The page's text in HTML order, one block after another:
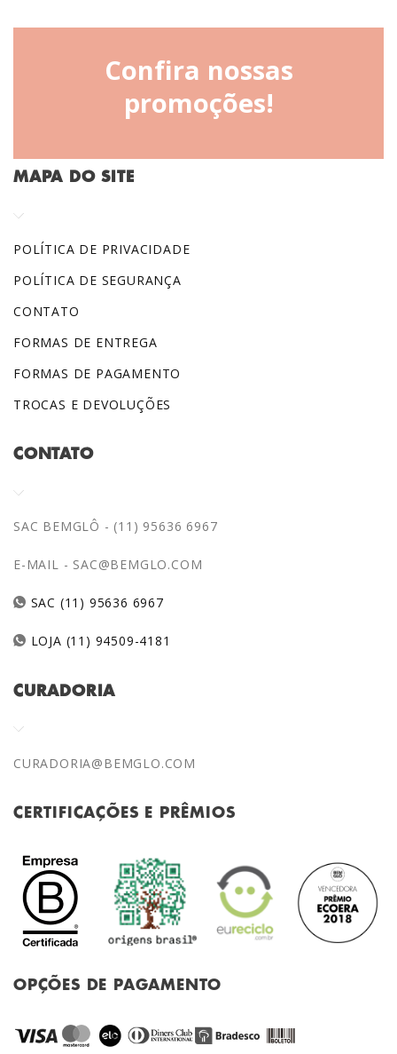
Confira nossas
promoções!
MAPA DO SITE
POLÍTICA DE PRIVACIDADE
POLÍTICA DE SEGURANÇA
CONTATO
FORMAS DE ENTREGA
FORMAS DE PAGAMENTO
TROCAS E DEVOLUÇÕES
CONTATO
SAC BEMGLÔ - (11) 95636 6967
E-MAIL - SAC@BEMGLO.COM
SAC (11) 95636 6967
LOJA (11) 94509-4181
CURADORIA
CURADORIA@BEMGLO.COM
CERTIFICAÇÕES E PRÊMIOS
OPÇÕES DE PAGAMENTO